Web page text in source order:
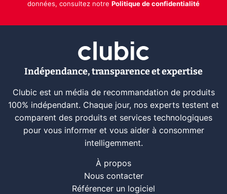
données, consultez notre Politique de confidentialité
Indépendance, transparence et expertise
Clubic est un média de recommandation de produits
100% indépendant. Chaque jour, nos experts testent et
comparent des produits et services technologiques
pour vous informer et vous aider à consommer
intelligemment.
À propos
Nous contacter
Référencer un logiciel